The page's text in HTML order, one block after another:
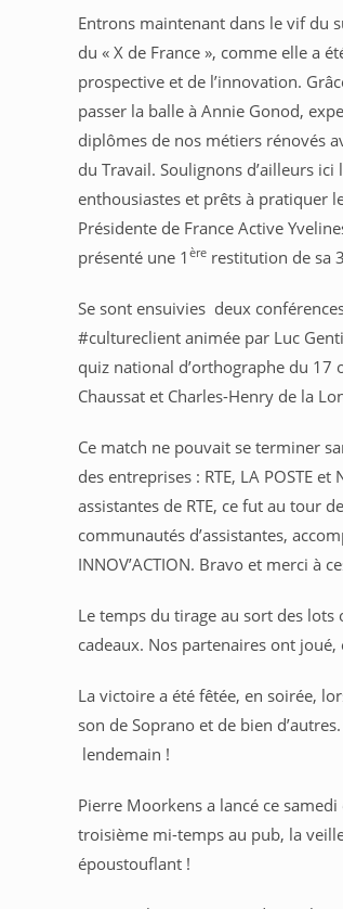
Entrons maintenant dans le vif du
du « X de France », comme elle a
prospective et de l’innovation.
passer la balle à Annie Gonod,
diplômes de nos métiers rénovés
du Travail. Soulignons d’ailleurs
enthousiastes et prêts à pratiquer
Présidente de France Active
présenté une 1 ère restitution de sa 3
Se sont ensuivies deux
#cultureclient animée par Luc
quiz national d’orthographe du
Chaussat et Charles-Henry de la
Ce match ne pouvait se terminer
des entreprises : RTE, LA POSTE
assistantes de RTE, ce fut au tour
communautés d’assistantes,
INNOV’ACTION. Bravo et merci à
Le temps du tirage au sort des
cadeaux. Nos partenaires ont
La victoire a été fêtée, en soirée,
son de Soprano et de bien
lendemain !
Pierre Moorkens a lancé ce
troisième mi-temps au pub, la
époustouflant !